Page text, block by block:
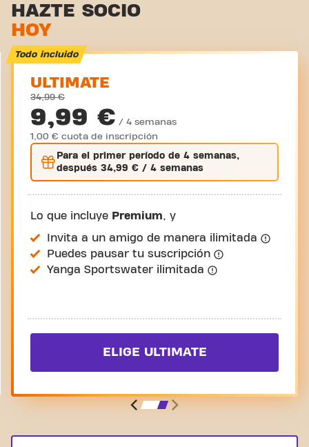
HAZTE SOCIO
HOY
Todo incluido
ULTIMATE
34,99 €
9,99 € / 4 semanas
1,00 € cuota de inscripción
Para el primerperíodo de 4 semanas,
después 34,99 € / 4 semanas
Lo que incluye Premium, y
Invita a un amigo de manera ilimitada
Puedes pausar tu suscripción
Yanga Sportswater ilimitada
ELIGE ULTIMATE